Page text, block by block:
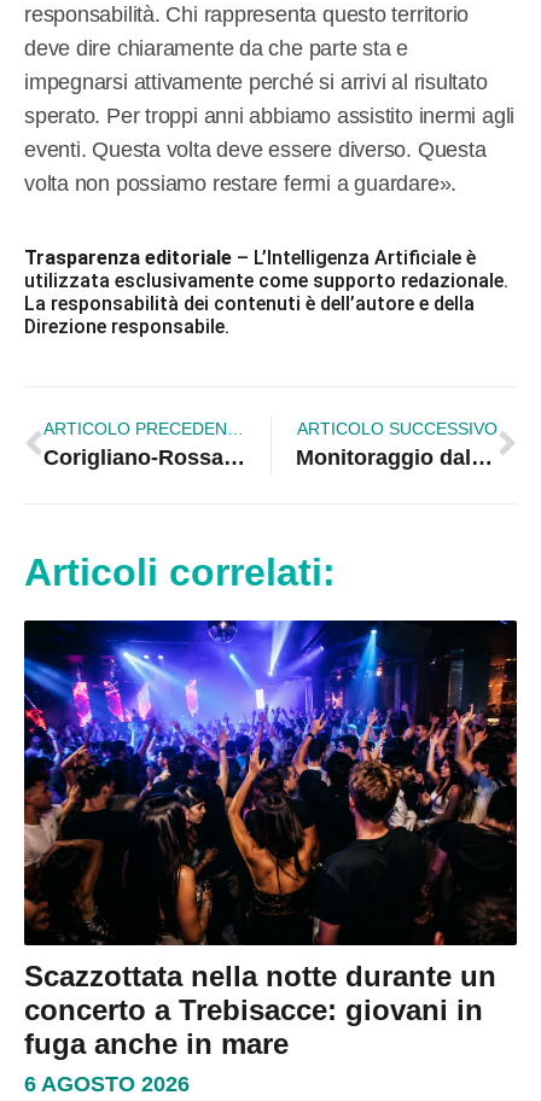
responsabilità. Chi rappresenta questo territorio
deve dire chiaramente da che parte sta e
impegnarsi attivamente perché si arrivi al risultato
sperato. Per troppi anni abbiamo assistito inermi agli
eventi. Questa volta deve essere diverso. Questa
volta non possiamo restare fermi a guardare».
Trasparenza editoriale – L’Intelligenza Artificiale è
utilizzata esclusivamente come supporto redazionale.
La responsabilità dei contenuti è dell’autore e della
Direzione responsabile.
Corigliano-Rossano ospita il progetto europeo ANEMOS: nuove tecnologie per la sicurezza del porto e delle coste |VIDEO
ARTICOLO SUCCESSIVO
Monitoraggio dal cielo contro gli incendi: elicotteri in azione sul territorio
Articoli correlati:
Scazzottata nella notte durante un
concerto a Trebisacce: giovani in
fuga anche in mare
6 AGOSTO 2026